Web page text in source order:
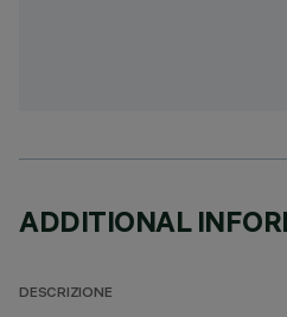
ADDITIONAL
DESCRIZIONE